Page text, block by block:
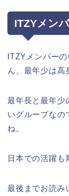
ITZYメン
ITZYメンバー
ん、最年少は高
最年長と最年少
いグループなの
ね。
日本での活躍も
最後までお読み